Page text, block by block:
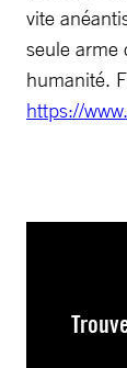
vite
seule arme
humanité.
https://